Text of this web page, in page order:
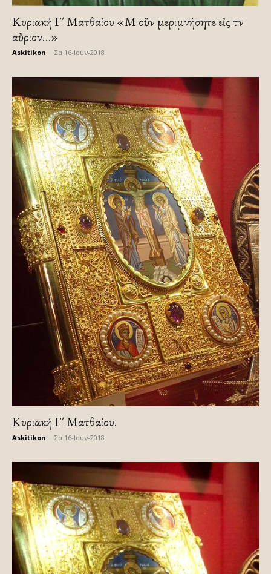
Κυριακή Γ΄ Ματθαίου «Μὴ οὒν μεριμνήσητε εἰς τὴν
αὔριον…»
Askitikon Σα 16-Ιούν-2018
Kυριακή Γ΄ Mατθαίου.
Askitikon Σα 16-Ιούν-2018